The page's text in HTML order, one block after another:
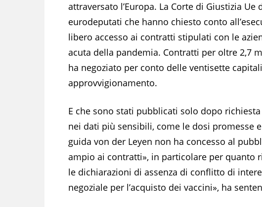
attraversato l’Europa. La Corte di Giustizia
eurodeputati che hanno chiesto conto
libero accesso ai contratti stipulati con le
acuta della pandemia. Contratti per oltre 2,7
ha negoziato per conto delle ventisette
approvvigionamento.
E che sono stati pubblicati solo dopo
nei dati più sensibili, come le dosi promesse e
guida von der Leyen non ha concesso al
ampio ai contratti», in particolare per quanto
le dichiarazioni di assenza di conflitto di
negoziale per l’acquisto dei vaccini», ha